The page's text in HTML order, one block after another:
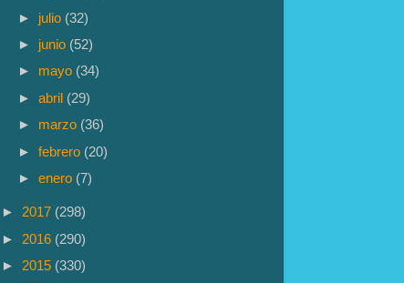
► julio (32)
► junio (52)
► mayo (34)
►abril (29)
► marzo (36)
►febrero (20)
►enero (7)
► 2017 (298)
► 2016 (290)
► 2015 (330)